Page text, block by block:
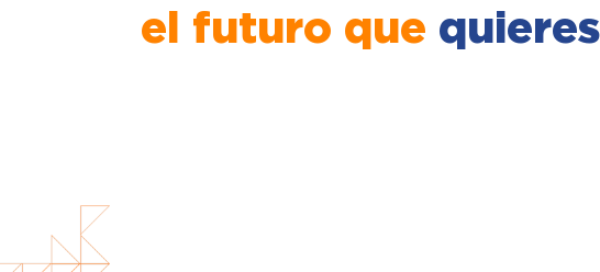
el futuro que